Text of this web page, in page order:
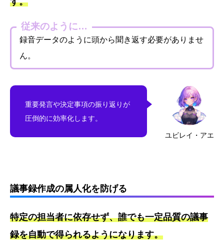
従来のように…
録音データのように頭から聞き返す必要がありませ
ん。
ユビレイ・アエ
重要発言や決定事項の振り返りが
圧倒的に効率化します。
議事録作成の属人化を防げる
特定の担当者に依存せず、誰でも一定品質の議事
録を自動で得られるようになります。